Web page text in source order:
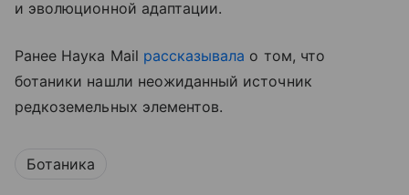
и эволюционной адаптации.
Ранее Наука Mail рассказывала о том, что
ботаники нашли неожиданный источник
редкоземельных элементов.
Ботаника